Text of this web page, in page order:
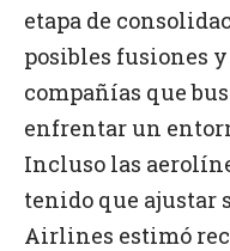
etapa de
posibles fusiones
compañías que
enfrentar un
Incluso las
tenido que ajustar
Airlines estimó